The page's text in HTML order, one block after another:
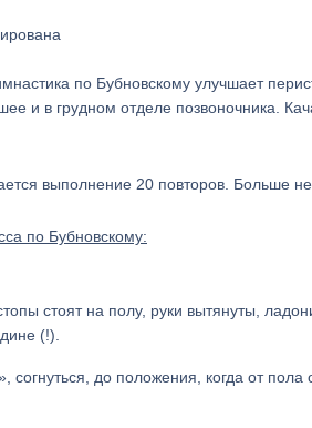
по Бубновскому улучшает
и в грудном отделе позвоночника.
выполнение 20 повторов. Больше не
по Бубновскому:
стоят на полу, руки вытянуты,
(!).
до положения, когда от пола